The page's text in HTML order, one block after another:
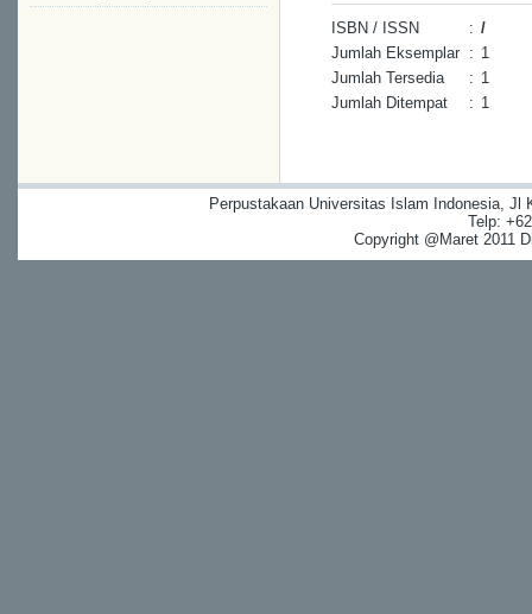
ISBN / ISSN : /
Jumlah Eksemplar : 1
Jumlah Tersedia
: 1
Jumlah Ditempat
: 1
Perpustakaan Universitas Islam Indonesia, Jl
Telp:
Copyright @Maret 2011